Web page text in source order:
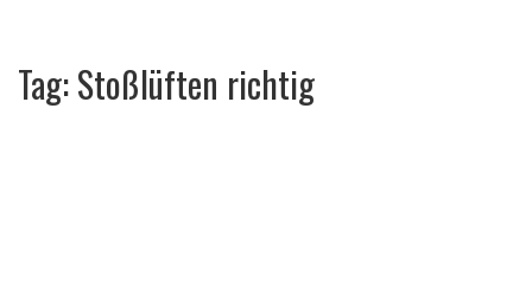
Tag: Stoßlüften richtig